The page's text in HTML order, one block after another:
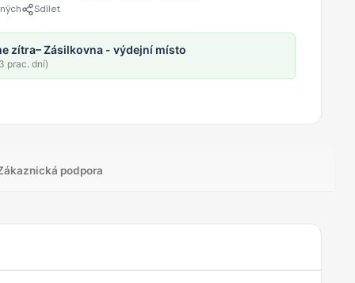
Sdílet
zítra– Zásilkovna - výdejní místo
prac. dní)
podpora